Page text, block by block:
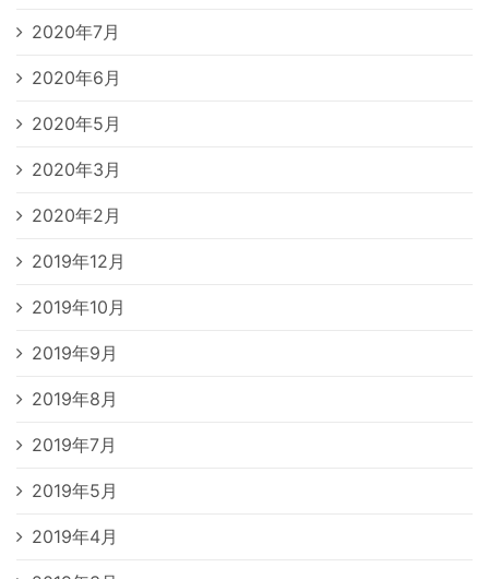
2020年7月
2020年6月
2020年5月
2020年3月
2020年2月
2019年12月
2019年10月
2019年9月
2019年8月
2019年7月
2019年5月
2019年4月